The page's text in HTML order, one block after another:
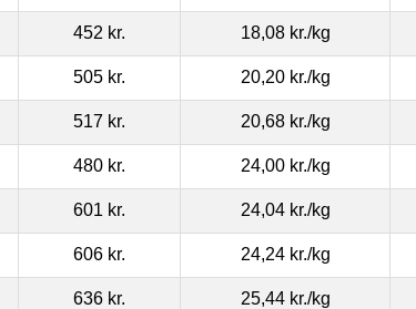
452 kr. 18,08 kr./kg
505 kr. 20,20 kr./kg
517 kr. 20,68 kr./kg
480 kr. 24,00 kr./kg
601 kr. 24,04 kr./kg
606 kr. 24,24 kr./kg
636 kr. 25,44 kr./kg